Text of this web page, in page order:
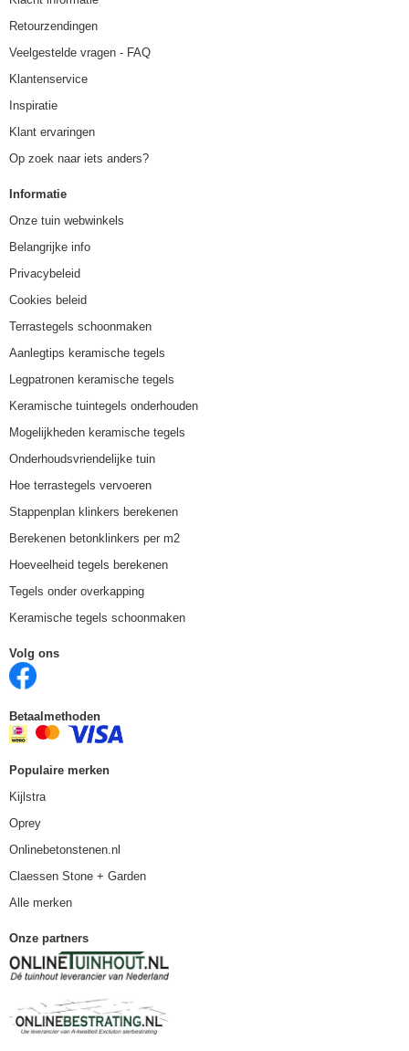
Retourzendingen
Veelgestelde vragen - FAQ
Klantenservice
Inspiratie
Klant ervaringen
Op zoek naar iets anders?
Informatie
Onze tuin webwinkels
Belangrijke info
Privacybeleid
Cookies beleid
Terrastegels schoonmaken
Aanlegtips keramische tegels
Legpatronen keramische tegels
Keramische tuintegels onderhouden
Mogelijkheden keramische tegels
Onderhoudsvriendelijke tuin
Hoe terrastegels vervoeren
Stappenplan klinkers berekenen
Berekenen betonklinkers per m2
Hoeveelheid tegels berekenen
Tegels onder overkapping
Keramische tegels schoonmaken
Volg ons
Betaalmethoden
Populaire merken
Kijlstra
Oprey
Onlinebetonstenen.nl
Claessen Stone + Garden
Alle merken
Onze partners